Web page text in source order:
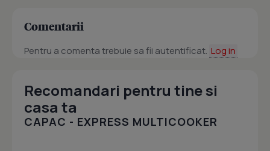
Comentarii
Pentru a comenta trebuie sa fii autentificat. Log in
Recomandari pentru tine si
casa ta
CAPAC - EXPRESS MULTICOOKER